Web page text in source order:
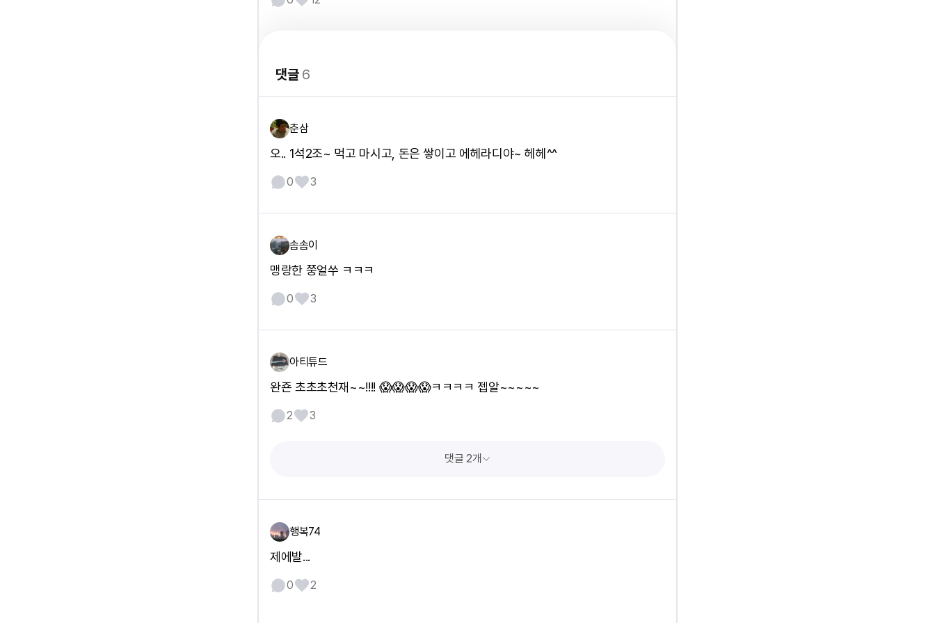
댓글6
춘삼
오.. 1석2조~ 먹고 마시고, 돈은 쌓이고 에헤라디야~ 헤헤^^
0 3
솜솜이
맹랑한 쭝얼쑤 ㅋㅋㅋ
0 3
아티튜드
완죤 초초초천재~~!!!! 😱😱😱😱ㅋㅋㅋㅋ 젭알~~~~~
2 3
댓글 2개
행복74
제에발...
0 2